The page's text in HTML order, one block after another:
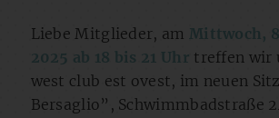
Liebe Mitglieder, am Mittwoch,
2025 ab 18 bis 21 Uhr treffen wir
west club est ovest, im neuen
Bersaglio”, Schwimmbadstraße